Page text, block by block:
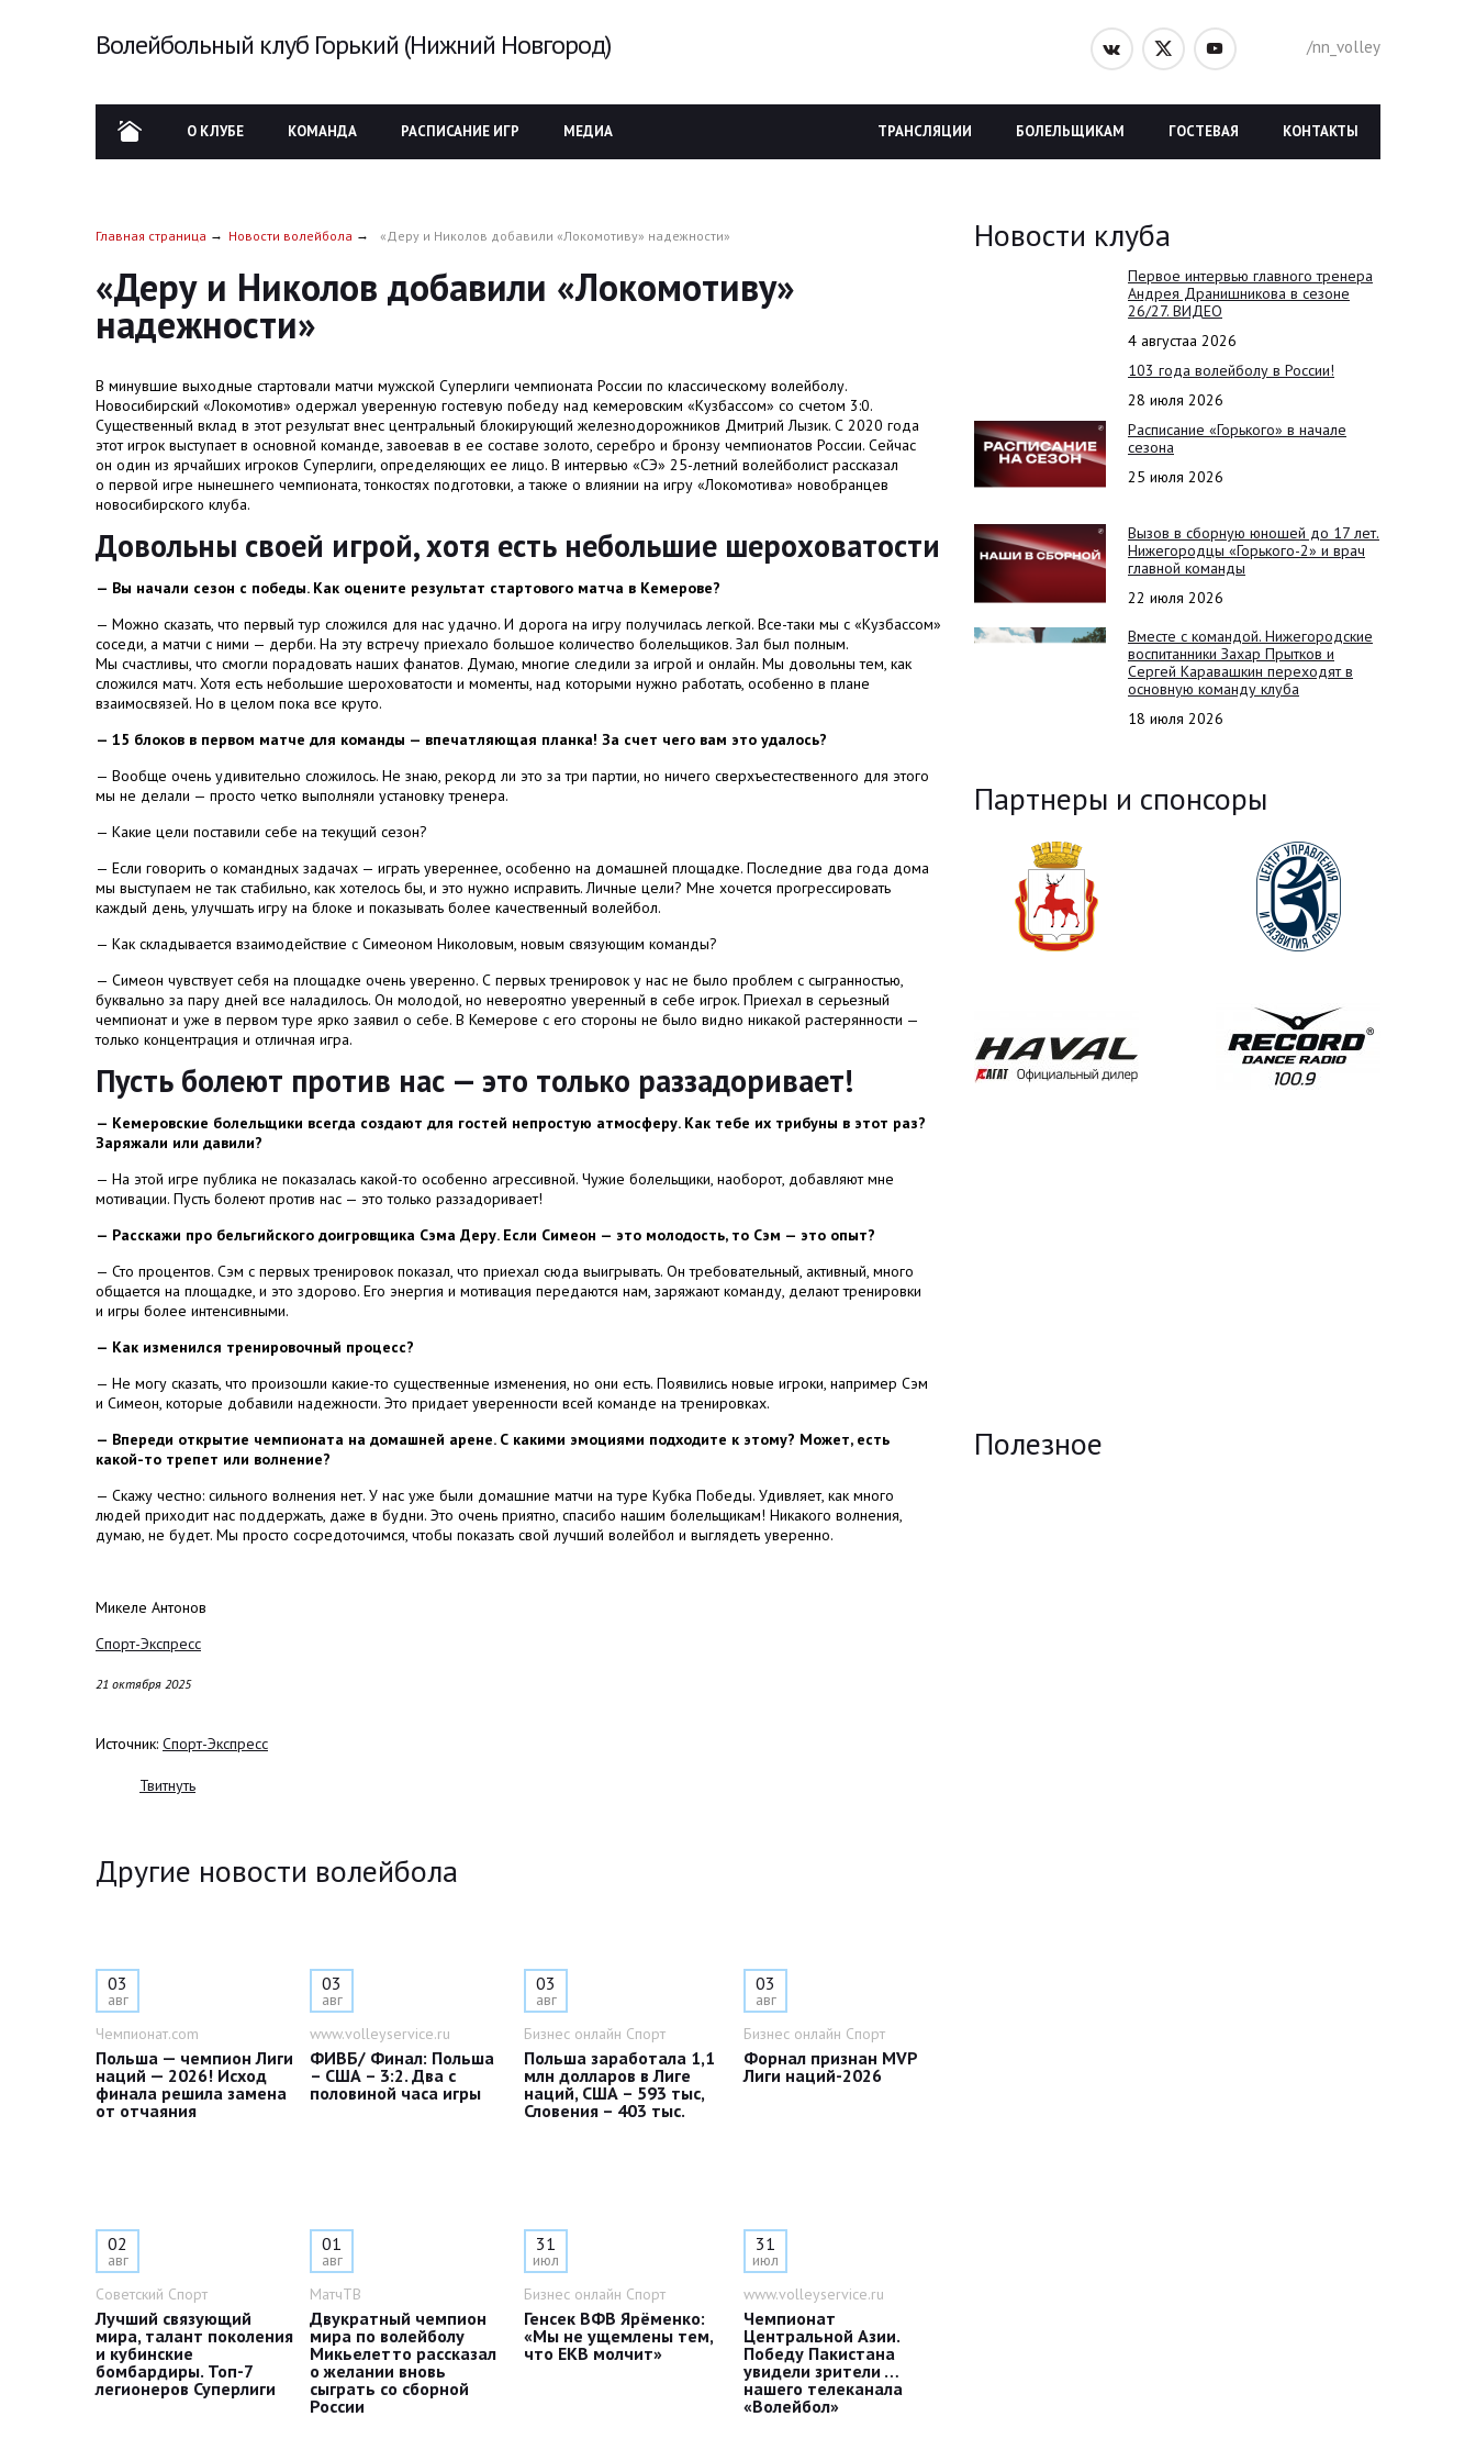
Волейбольный клуб Горький (Нижний Новгород) /nn_volley
О КЛУБЕ КОМАНДА РАСПИСАНИЕ ИГР МЕДИА КОНТАКТЫ
ГОСТЕВАЯ
БОЛЕЛЬЩИКАМ
ТРАНСЛЯЦИИ
Главная страница Новости волейбола «Деру и Николов добавили «Локомотиву» надежности»
«Деру и Николов добавили «Локомотиву»
надежности»
В минувшие выходные стартовали матчи мужской Суперлиги чемпионата России по классическому волейболу.
Новосибирский «Локомотив» одержал уверенную гостевую победу над кемеровским «Кузбассом» со счетом 3:0.
Существенный вклад в этот результат внес центральный блокирующий железнодорожников Дмитрий Лызик. С 2020 года
этот игрок выступает в основной команде, завоевав в ее составе золото, серебро и бронзу чемпионатов России. Сейчас
он один из ярчайших игроков Суперлиги, определяющих ее лицо. В интервью «СЭ» 25-летний волейболист рассказал
о первой игре нынешнего чемпионата, тонкостях подготовки, а также о влиянии на игру «Локомотива» новобранцев
новосибирского клуба.
Довольны своей игрой, хотя есть небольшие шероховатости
— Вы начали сезон с победы. Как оцените результат стартового матча в Кемерове?
— Можно сказать, что первый тур сложился для нас удачно. И дорога на игру получилась легкой. Все-таки мы с «Кузбассом»
соседи, а матчи с ними — дерби. На эту встречу приехало большое количество болельщиков. Зал был полным.
Мы счастливы, что смогли порадовать наших фанатов. Думаю, многие следили за игрой и онлайн. Мы довольны тем, как
сложился матч. Хотя есть небольшие шероховатости и моменты, над которыми нужно работать, особенно в плане
взаимосвязей. Но в целом пока все круто.
— 15 блоков в первом матче для команды — впечатляющая планка! За счет чего вам это удалось?
— Вообще очень удивительно сложилось. Не знаю, рекорд ли это за три партии, но ничего сверхъестественного для этого
мы не делали — просто четко выполняли установку тренера.
— Какие цели поставили себе на текущий сезон?
— Если говорить о командных задачах — играть увереннее, особенно на домашней площадке. Последние два года дома
мы выступаем не так стабильно, как хотелось бы, и это нужно исправить. Личные цели? Мне хочется прогрессировать
каждый день, улучшать игру на блоке и показывать более качественный волейбол.
— Как складывается взаимодействие с Симеоном Николовым, новым связующим команды?
— Симеон чувствует себя на площадке очень уверенно. С первых тренировок у нас не было проблем с сыгранностью,
буквально за пару дней все наладилось. Он молодой, но невероятно уверенный в себе игрок. Приехал в серьезный
чемпионат и уже в первом туре ярко заявил о себе. В Кемерове с его стороны не было видно никакой растерянности —
только концентрация и отличная игра.
Пусть болеют против нас — это только раззадоривает!
— Кемеровские болельщики всегда создают для гостей непростую атмосферу. Как тебе их трибуны в этот раз?
Заряжали или давили?
— На этой игре публика не показалась какой-то особенно агрессивной. Чужие болельщики, наоборот, добавляют мне
мотивации. Пусть болеют против нас — это только раззадоривает!
— Расскажи про бельгийского доигровщика Сэма Деру. Если Симеон — это молодость, то Сэм — это опыт?
— Сто процентов. Сэм с первых тренировок показал, что приехал сюда выигрывать. Он требовательный, активный, много
общается на площадке, и это здорово. Его энергия и мотивация передаются нам, заряжают команду, делают тренировки
и игры более интенсивными.
— Как изменился тренировочный процесс?
— Не могу сказать, что произошли какие-то существенные изменения, но они есть. Появились новые игроки, например Сэм
и Симеон, которые добавили надежности. Это придает уверенности всей команде на тренировках.
— Впереди открытие чемпионата на домашней арене. С какими эмоциями подходите к этому? Может, есть
какой-то трепет или волнение?
— Скажу честно: сильного волнения нет. У нас уже были домашние матчи на туре Кубка Победы. Удивляет, как много
людей приходит нас поддержать, даже в будни. Это очень приятно, спасибо нашим болельщикам! Никакого волнения,
думаю, не будет. Мы просто сосредоточимся, чтобы показать свой лучший волейбол и выглядеть уверенно.
Микеле Антонов
Спорт-Экспресс
21 октября 2025
Источник: Спорт-Экспресс
Твитнуть
Другие новости волейбола
03
авг
Чемпионат.com
Польша — чемпион Лиги
наций — 2026! Исход
финала решила замена
от отчаяния
03
авг
www.volleyservice.ru
ФИВБ/ Финал: Польша
– США – 3:2. Два с
половиной часа игры
03
авг
Бизнес онлайн Спорт
Польша заработала 1,1
млн долларов в Лиге
наций, США – 593 тыс,
Словения – 403 тыс.
03
авг
Бизнес онлайн Спорт
Форнал признан MVP
Лиги наций-2026
02
авг
Советский Спорт
Лучший связующий
мира, талант поколения
и кубинские
бомбардиры. Топ-7
легионеров Суперлиги
01
авг
МатчТВ
Двукратный чемпион
мира по волейболу
Микьелетто рассказал
о желании вновь
сыграть со сборной
России
31
июл
Бизнес онлайн Спорт
Генсек ВФВ Ярёменко:
«Мы не ущемлены тем,
что ЕКВ молчит»
31
июл
www.volleyservice.ru
Чемпионат
Центральной Азии.
Победу Пакистана
увидели зрители …
нашего телеканала
«Волейбол»
Новости клуба
Первое интервью главного тренера
Андрея Дранишникова в сезоне
26/27. ВИДЕО
4 августаа 2026
103 года волейболу в России!
28 июля 2026
Расписание «Горького» в начале
сезона
25 июля 2026
Вызов в сборную юношей до 17 лет.
Нижегородцы «Горького-2» и врач
главной команды
22 июля 2026
Вместе с командой. Нижегородские
воспитанники Захар Прытков и
Сергей Каравашкин переходят в
основную команду клуба
18 июля 2026
Партнеры и спонсоры
Полезное